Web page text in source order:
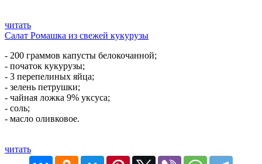
читать
Салат Ромашка из свежей кукурузы
- 200 граммов капусты белокочанной;
- початок кукурузы;
- 3 перепелиных яйца;
- зелень петрушки;
- чайная ложка 9% уксуса;
- соль;
- масло оливковое.
читать